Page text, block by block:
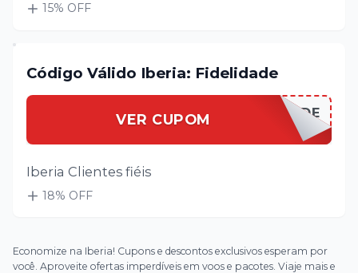
15% OFF
Código Válido Iberia: Fidelidade
VER CUPOMIBERIAFIDELIDADE
Iberia Clientes fiéis
18% OFF
Economize na Iberia! Cupons e descontos exclusivos esperam por
você. Aproveite ofertas imperdíveis em voos e pacotes. Viaje mais e